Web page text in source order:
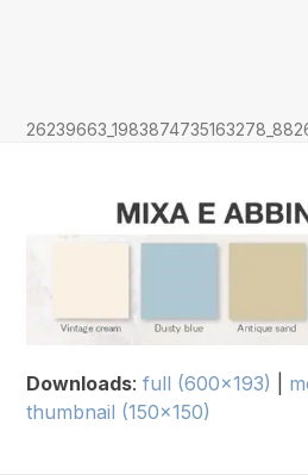
Downloads:full (600x193)
thumbnail (150x150)